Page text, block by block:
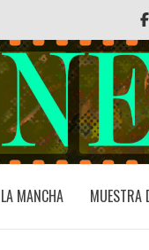
MANCHA MUESTRA